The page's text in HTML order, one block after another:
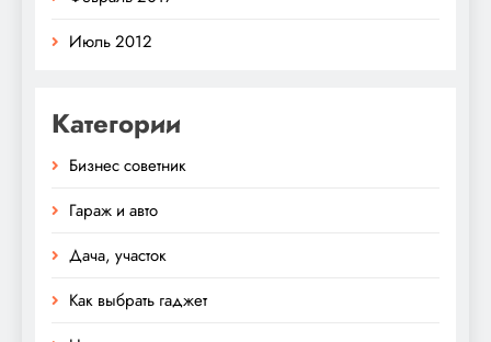
Июль 2012
Категории
Бизнес советник
Гараж и авто
Дача, участок
Как выбрать гаджет